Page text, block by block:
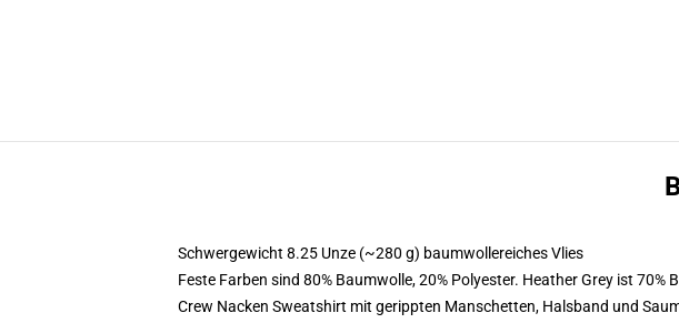
Schwergewicht 8.25 Unze (~280 g) baumwollereiches Vlies
Feste Farben sind 80% Baumwolle, 20% Polyester. Heather Grey ist
Crew Nacken Sweatshirt mit gerippten Manschetten, Halsband und